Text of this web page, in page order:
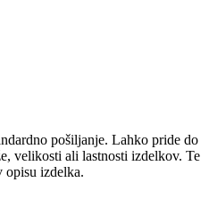
pošiljanje. Lahko pride do
velikosti ali lastnosti izdelkov. Te
opisu izdelka.